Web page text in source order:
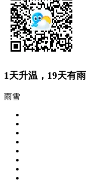
1天升温， 19天有雨
雨雪